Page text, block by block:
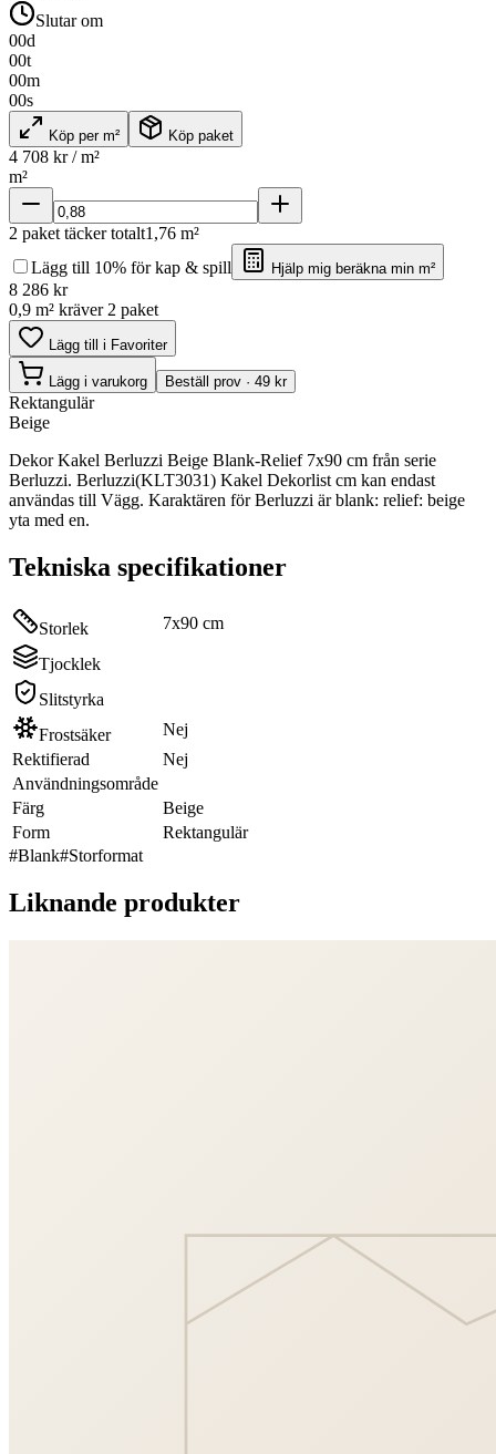
Slutar om
00d
00t
00m
00s
Köp per m² Köp paket
4 708 kr / m²
m²
2 paket täcker totalt1,76 m²
Lägg till 10% för kap & spill
Hjälp mig beräkna min m²
8 286 kr
0,9 m² kräver 2 paket
Lägg till i Favoriter
Lägg i varukorg Beställ prov · 49 kr
Rektangulär
Beige
Dekor Kakel Berluzzi Beige Blank-Relief 7x90 cm från serie
Berluzzi. Berluzzi(KLT3031) Kakel Dekorlist cm kan endast
användas till Vägg. Karaktären för Berluzzi är blank: relief: beige
yta med en.
Tekniska specifikationer
Storlek 7x90 cm
Tjocklek
Slitstyrka
Frostsäker
Nej
Rektifierad
Nej
Användningsområde
Färg
Beige
Form
Rektangulär
#Blank#Storformat
Liknande produkter